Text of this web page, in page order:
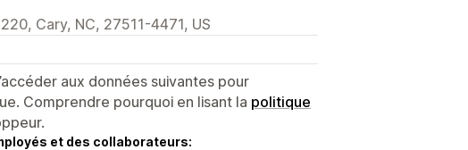
Cary, NC, 27511-4471, US
aux données suivantes pour
Comprendre pourquoi en lisant la politique
et des collaborateurs: